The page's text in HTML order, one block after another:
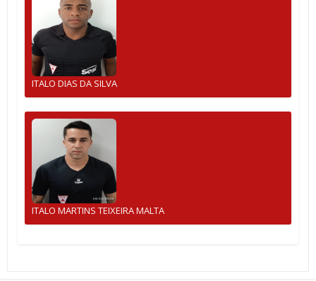
ITALO DIAS DA SILVA
ITALO MARTINS TEIXEIRA MALTA